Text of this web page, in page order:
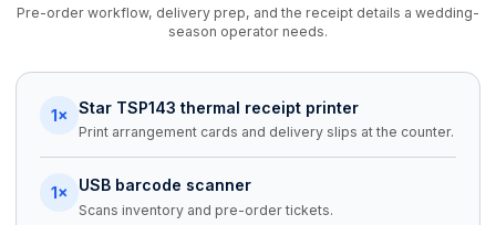
Pre-order workflow, delivery prep, and the receipt details a wedding-
season operator needs.
1× Star TSP143 thermal receipt printer
Print arrangement cards and delivery slips at the counter.
1× USB barcode scanner
Scans inventory and pre-order tickets.